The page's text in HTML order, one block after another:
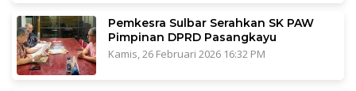
Pemkesra Sulbar Serahkan SK PAW
Pimpinan DPRD Pasangkayu
Kamis, 26 Februari 2026 16:32 PM